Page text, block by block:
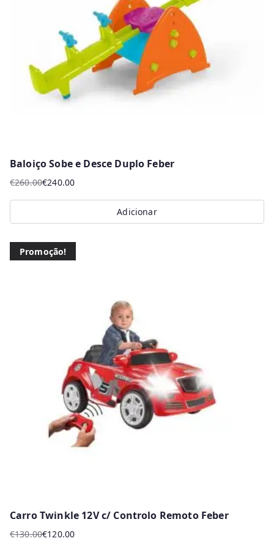
product
Baloiço Sobe e Desce Duplo Feber
€260.00
O
preço
original
€260.00.
€240.00
O
preço
atual
€240.00.
Adicionar
Promoção!
Carro Twinkle 12V c/ Controlo Remoto Feber
€130.00
O
€120.00
O